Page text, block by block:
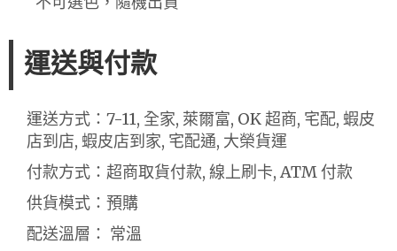
運送與付款
運送方式：7-11, 全家, 萊爾富, OK 超商, 宅配, 蝦皮
店到店, 蝦皮店到家, 宅配通, 大榮貨運
付款方式：超商取貨付款, 線上刷卡, ATM 付款
供貨模式：預購
配送溫層： 常溫